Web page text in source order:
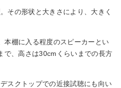
その形状と大きさにより、大きく
本棚に入る程度のスピーカーとい
で、高さは30cmくらいまでの長方
スクトップでの近接試聴にも向い